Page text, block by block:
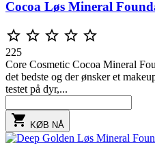
Cocoa Løs Mineral
    
225
Core Cosmetic Cocoa Mineral
det bedste og der ønsker et
testet på dyr,...
 KØB NÅ